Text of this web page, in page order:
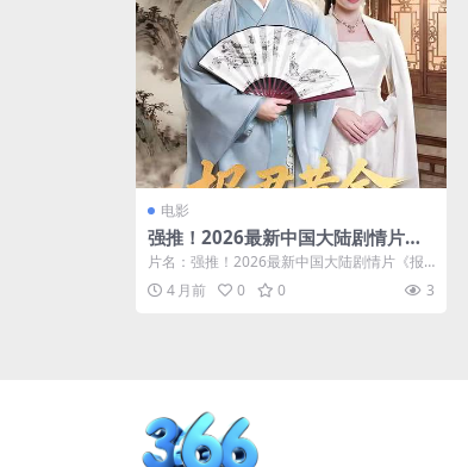
电影
强推！2026最新中国大陆剧情片
《报君黄金台上意》高清资源 中字
版
片名：强推！2026最新中国大陆剧情片《报
君黄金台上意》高清资源 中字版 分类：...
4 月前 0 0 3